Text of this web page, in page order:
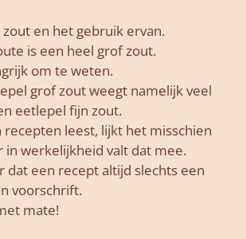
en het gebruik ervan.
is een heel grof zout.
om te weten.
grof zout weegt namelijk veel
eetlepel fijn zout.
recepten leest, lijkt het misschien
in werkelijkheid valt dat mee.
dat een recept altijd slechts een
voorschrift.
mate!